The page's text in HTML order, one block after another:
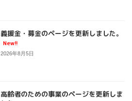
義援金・募金のページを更新しました。
New!!
2026年8月5日
高齢者のための事業のページを更新しま